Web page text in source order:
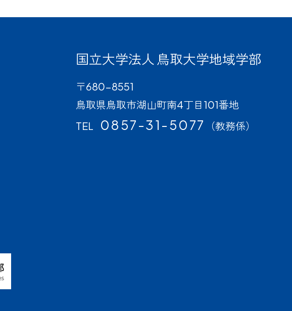
国立大学法人 鳥取大学地域学部
〒680-8551
鳥取県鳥取市湖山町南4丁目101番地
TEL
0857-31-5077 （教務係）